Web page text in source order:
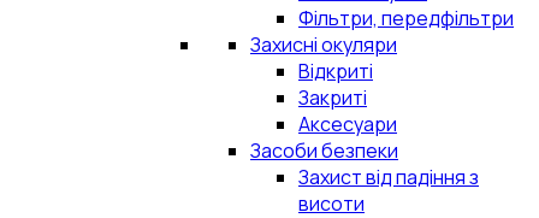
Фільтри, передфільтри
Захисні окуляри
Відкриті
Закриті
Аксесуари
Засоби безпеки
Захист від падіння з
висоти